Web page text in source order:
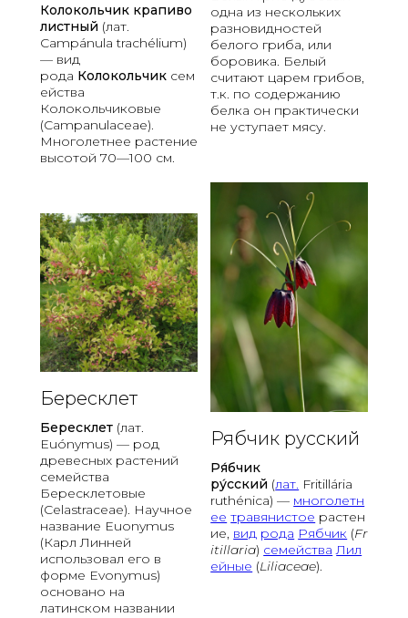
и
б
о
в
и
л
о
щ
и
о
к
о
т
о
р
ы
м
т
е
к
т
ж
у
р
ч
а
щ
и
е
п
о
Колокольчик крапиво
листный (лат.
Campánula trachélium)
— вид
рода Колокольчик сем
ейства
Колокольчиковые
(Campanulaceae).
Многолетнее растение
высотой 70—100 см.
Бересклет
Бересклет (лат.
Euónymus) — род
древесных растений
семейства
Бересклетовые
(Celastraceae). Научное
название Euonymus
(Карл Линней
использовал его в
форме Evonymus)
основано на
латинском названии
одна из нескольких
разновидностей
белого гриба, или
боровика. Белый
считают царем грибов,
т.к. по содержанию
белка он практически
не уступает мясу.
Рябчик русский
Ря́бчик
ру́сский (лат. Fritillária
ruthénica) — многолетн
ее травянистое растен
ие, вид рода Рябчик (Fr
itillaria) семейства Лил
ейные (Liliaceae).